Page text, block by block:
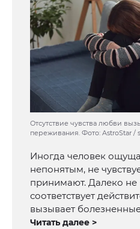
Отсутствие чувства любви
переживания. Фото: AstroStar /
Иногда человек
непонятым, не
принимают. Далеко не
соответствует
вызывает
Читать далее >